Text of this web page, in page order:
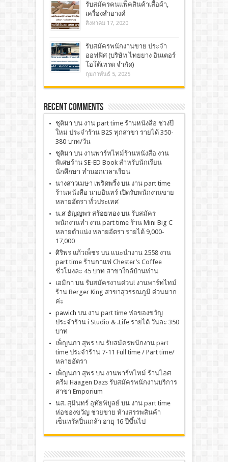
รับสมัครคนแพ็คสินค้าเสื้อผ้า,
เครื่องสำอางค์
สิงหาคม 17, 2020
รับสมัครพนักงานขาย ประจำ
ออฟฟิศ (บริษัท ไทยยาง อินเตอร์
โอโต้เทรด จำกัด)
กุมภาพันธ์ 5, 2025
Recent Comments
ชุติมา บน งาน part time ร้านหนังสือ ช่วงปี
ใหม่ ประจำร้าน B2S ทุกสาขา รายได้ 350-
380 บาท/วัน
ชุติมา บน งานพาร์ทไทม์ร้านหนังสือ งาน
พิเศษร้าน SE-ED Book สำหรับนักเรียน
นักศึกษา ทำนอกเวลาเรียน
นางสาวเมษา เพริดพริ้งบน งาน part time
ร้านหนังสือ นายอินทร์ เปิดรับพนักงานขาย
หลายอัตรา ทั่วประเทศ
น.ส ธัญญพร สร้อยทองบน รับสมัคร
พนักงานทำ งาน part time ร้าน Mini Big C
หลายตำแน่ง หลายอัตรา รายได้ 9,000-
17,000
ศิริพร แก้วเพ็ชรบน เเนะนำงาน 2558 งาน
part time ร้านกาแฟ Chester’s Coffee
ชั่วโมงละ 45 บาท สาขาใกล้บ้านท่าน
เอมิกา บน รับสมัครงานด่วน! งานพาร์ทไทม์
ร้าน Berger King สาขาสุวรรณภูมิ ด่วนมาก
ค่ะ
pawich บน งาน part time ห่อของขวัญ
ประจำร้าน i Studio & .Life รายได้ วันละ 350
บาท
เพ็ญนภา สุพรบน รับสมัครพนักงาน part
time ประจำร้าน 7-11 Full time / Part time/
หลายอัตรา
เพ็ญนภา สุพรบน งานพาร์ทไทม์ ร้านไอศ
ครีม Häagen Dazs รับสมัครพนักงานบริการ
สาขา Emporium
นส. สุมินทร์ อุทัยพิบูลย์ บน งาน part time
ห่อของขวัญ ช่วยขาย ห้างสรรพสินค้า
เซ็นทรัลปิ่นเกล้า อายุ 16 ปีขึ้นไป